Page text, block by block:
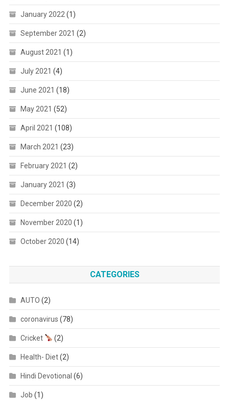
January 2022 (1)
September 2021 (2)
August 2021 (1)
July 2021 (4)
June 2021 (18)
May 2021 (52)
April 2021 (108)
March 2021 (23)
February 2021 (2)
January 2021 (3)
December 2020 (2)
November 2020 (1)
October 2020 (14)
CATEGORIES
AUTO (2)
coronavirus (78)
Cricket (2)
Health- Diet(2)
Hindi Devotional (6)
Job (1)